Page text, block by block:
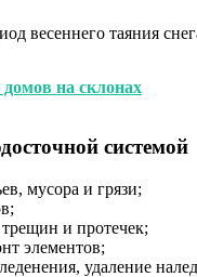
весеннего таяния
домов на склонах
системой
мусора и грязи;
и протечек;
элементов;
удаление